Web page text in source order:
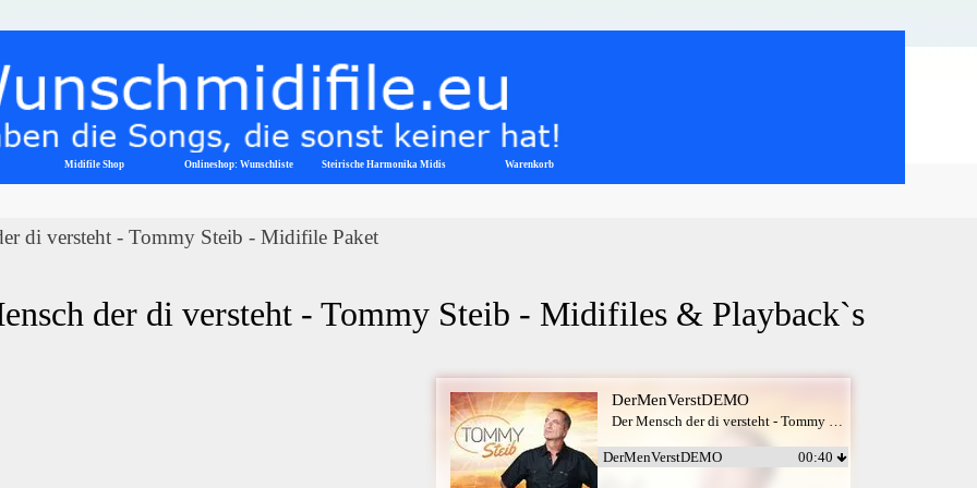
Menü überspringen
Midifile Shop ▼
Onlineshop: Wunschliste Steirische Harmonika Midis ▼
Warenkorb
di versteht - Tommy Steib - Midifile Paket
der di versteht - Tommy Steib - Midifiles & Playback`s
DerMenVerstDEMO
Der Mensch der di versteht - Tommy Steib
DerMenVerstDEMO 00:40